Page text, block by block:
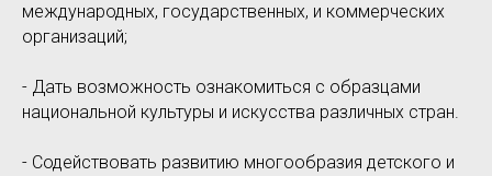
международных, государственных, и коммерческих
организаций;
- Дать возможность ознакомиться с образцами
национальной культуры и искусства различных стран.
- Содействовать развитию многообразия детского и